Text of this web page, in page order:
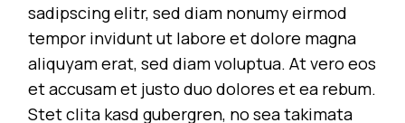
sadipscing elitr, sed diam nonumy eirmod
tempor invidunt ut labore et dolore magna
aliquyam erat, sed diam voluptua. At vero eos
et accusam et justo duo dolores et ea rebum.
Stet clita kasd gubergren, no sea takimata